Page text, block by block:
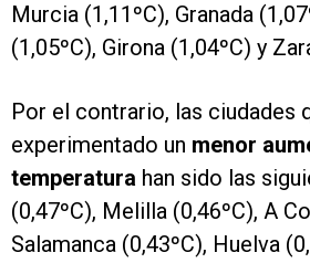
Murcia (1,11ºC), Granada
(1,05ºC), Girona (1,04ºC) y
Por el contrario, las ciudades
experimentado un menor
temperatura han sido las
(0,47ºC), Melilla (0,46ºC), A
Salamanca (0,43ºC), Huelva